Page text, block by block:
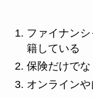
ファイナン
籍している
保険だけで
オンライン